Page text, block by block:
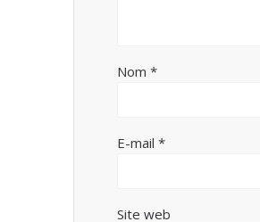
Nom*
E-mail*
Site web